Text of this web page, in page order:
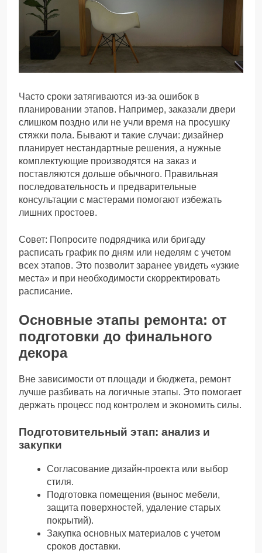
Часто сроки затягиваются из-за ошибок в
планировании этапов. Например, заказали двери
слишком поздно или не учли время на просушку
стяжки пола. Бывают и такие случаи: дизайнер
планирует нестандартные решения, а нужные
комплектующие производятся на заказ и
поставляются дольше обычного. Правильная
последовательность и предварительные
консультации с мастерами помогают избежать
лишних простоев.
Совет: Попросите подрядчика или бригаду
расписать график по дням или неделям с учетом
всех этапов. Это позволит заранее увидеть «узкие
места» и при необходимости скорректировать
расписание.
Основные этапы ремонта: от
подготовки до финального
декора
Вне зависимости от площади и бюджета, ремонт
лучше разбивать на логичные этапы. Это помогает
держать процесс под контролем и экономить силы.
Подготовительный этап: анализ и
закупки
Согласование дизайн-проекта или выбор
стиля.
Подготовка помещения (вынос мебели,
защита поверхностей, удаление старых
покрытий).
Закупка основных материалов с учетом
сроков доставки.